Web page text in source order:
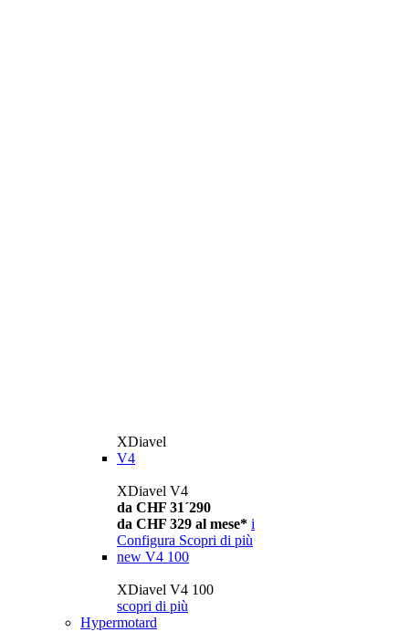
XDiavel
V4
XDiavel V4
da CHF 31´290
da CHF 329 al mese* i
Configura Scopri di più
new V4 100
XDiavel V4 100
scopri di più
Hypermotard